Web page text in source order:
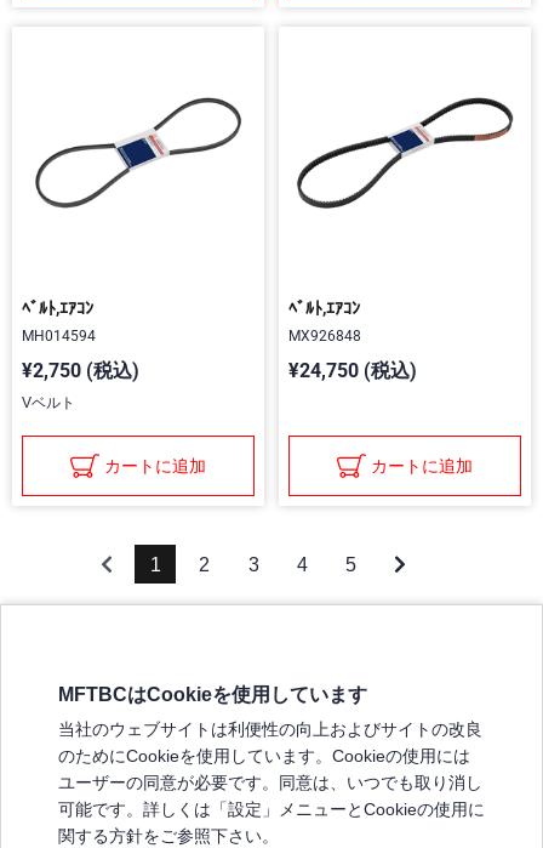
ﾍﾞﾙﾄ,ｴｱｺﾝ
MH014594
¥2,750 (税込)
Vベルト
カートに追加
ﾍﾞﾙﾄ,ｴｱｺﾝ
MX926848
¥24,750 (税込)
カートに追加
1 2 3 4 5
弊社の製品について
販売店リスト
よくある質問 / お問い合わせ
MFTBCはCookieを使用しています
当社のウェブサイトは利便性の向上およびサイトの改良
のためにCookieを使用しています。Cookieの使用には
ユーザーの同意が必要です。同意は、いつでも取り消し
可能です。詳しくは「設定」メニューとCookieの使用に
関する方針をご参照下さい。